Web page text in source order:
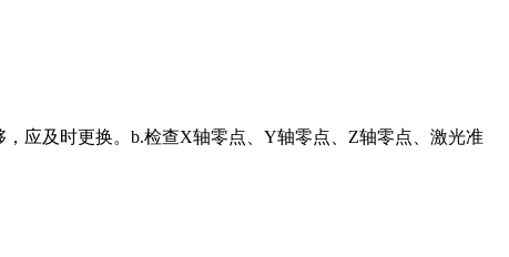
应及时更换。b.检查X轴零点、Y轴零点、Z轴零点、激光准